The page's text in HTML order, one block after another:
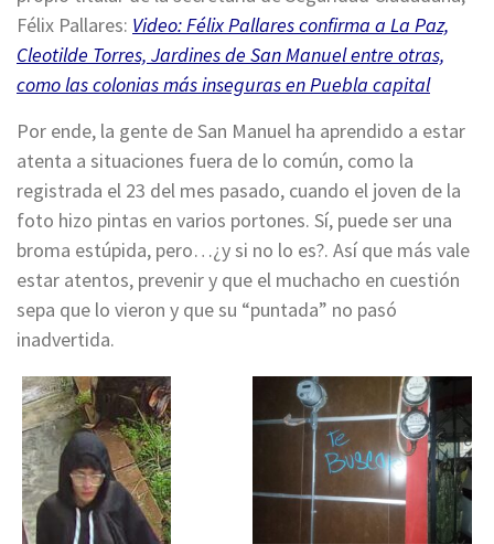
Félix Pallares: Video: Félix Pallares confirma a La Paz,
Cleotilde Torres, Jardines de San Manuel entre otras,
como las colonias más inseguras en Puebla capital
Por ende, la gente de San Manuel ha aprendido a estar
atenta a situaciones fuera de lo común, como la
registrada el 23 del mes pasado, cuando el joven de la
foto hizo pintas en varios portones. Sí, puede ser una
broma estúpida, pero…¿y si no lo es?. Así que más vale
estar atentos, prevenir y que el muchacho en cuestión
sepa que lo vieron y que su “puntada” no pasó
inadvertida.